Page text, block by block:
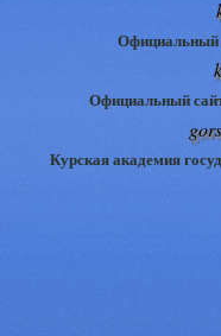
Официальный
Официальный
Курская академия